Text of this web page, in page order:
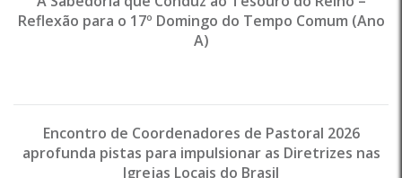
Reflexão para o 17º Domingo do Tempo Comum (Ano
A)
Encontro de Coordenadores de Pastoral 2026
aprofunda pistas para impulsionar as Diretrizes nas
Igrejas Locais do Brasil